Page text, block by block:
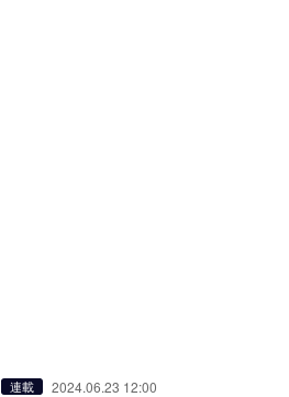
連載 2024.06.23 12:00